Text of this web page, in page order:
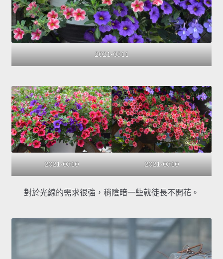
2021-0311
2021-0310 2021-0310
對於光線的需求很強，稍陰暗一些就徒長不開花。